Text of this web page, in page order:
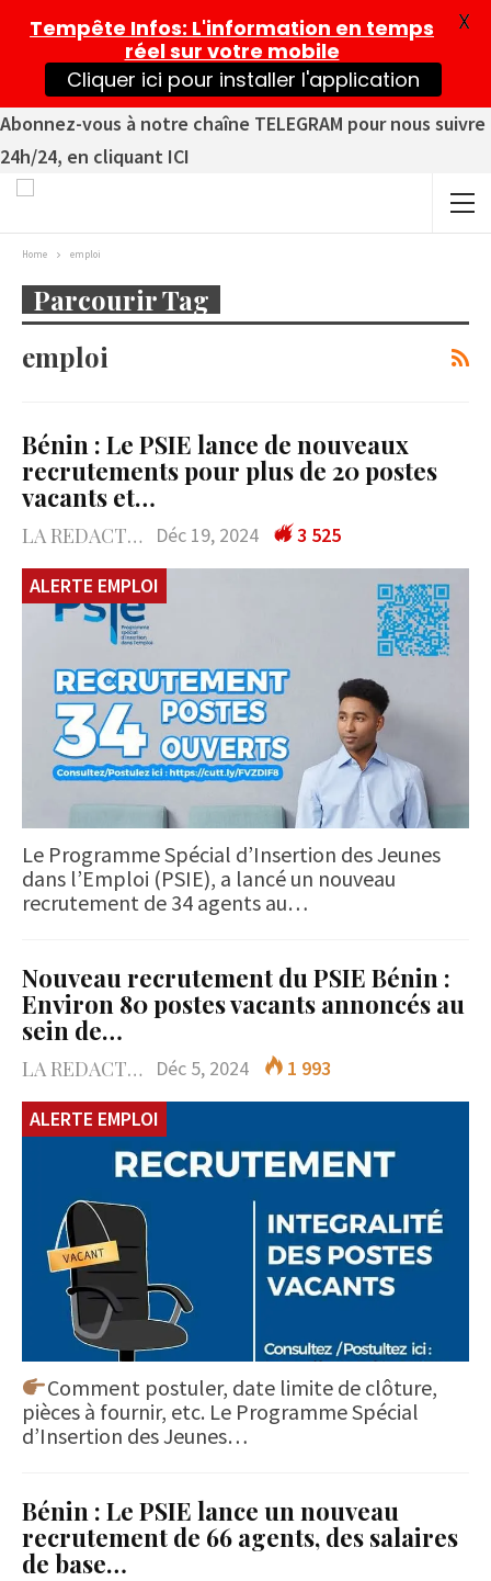
Abonnez-vous à notre chaîne TELEGRAM pour nous suivre
24h/24, en cliquant ICI
Home emploi
Parcourir Tag
emploi
Bénin : Le PSIE lance de nouveaux
recrutements pour plus de 20 postes
vacants et…
LA REDACTION Déc 19, 2024
3 525
ALERTE EMPLOI
Le Programme Spécial d’Insertion des Jeunes
dans l’Emploi (PSIE), a lancé un nouveau
recrutement de 34 agents au…
Nouveau recrutement du PSIE Bénin :
Environ 80 postes vacants annoncés au
sein de…
LA REDACTION Déc 5, 2024
1 993
ALERTE EMPLOI
Comment postuler, date limite de clôture,
pièces à fournir, etc. Le Programme Spécial
d’Insertion des Jeunes…
Bénin : Le PSIE lance un nouveau
recrutement de 66 agents, des salaires
de base…
Tempête Infos: L'information en temps
réel sur votre mobile
Cliquer ici pour installer l'application
X